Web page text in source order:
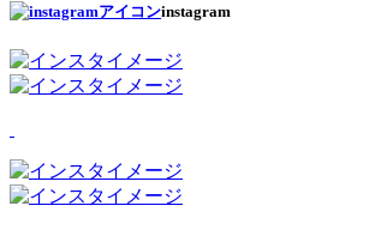
instagram